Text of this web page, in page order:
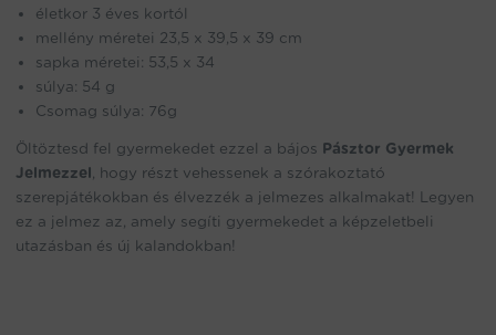
életkor 3 éves kortól
mellény méretei 23,5 x 39,5 x 39 cm
sapka méretei: 53,5 x 34
súlya: 54 g
Csomag súlya: 76g
Öltöztesd fel gyermekedet ezzel a bájos Pásztor Gyermek
Jelmezzel , hogy részt vehessenek a szórakoztató
szerepjátékokban és élvezzék a jelmezes alkalmakat! Legyen
ez a jelmez az, amely segíti gyermekedet a képzeletbeli
utazásban és új kalandokban!